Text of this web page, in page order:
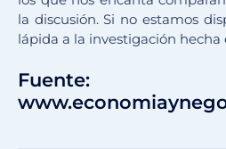
la discusión. Si no estamos
lápida a la investigación hecha
Fuente: